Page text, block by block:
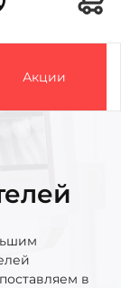
Акции
в